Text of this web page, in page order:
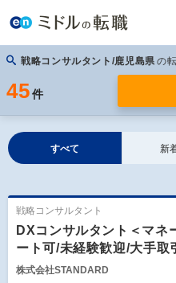
戦略コンサルタント/鹿児島県 の
45 件
すべて 新
戦略コンサルタント
DXコンサルタント＜マネ
ート可/未経験歓迎/大手取
株式会社STANDARD